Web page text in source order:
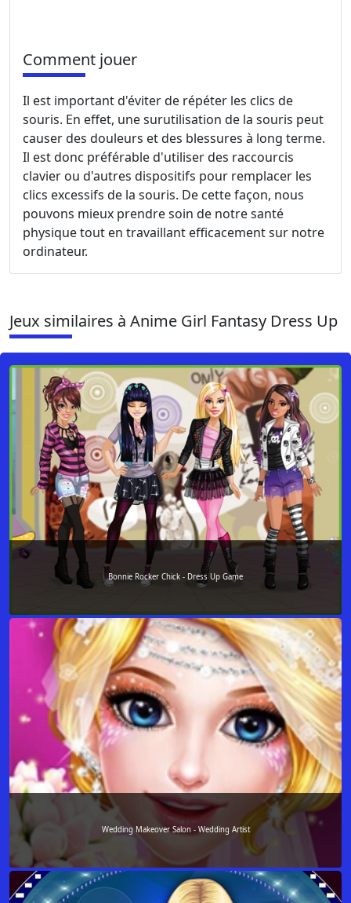
Comment jouer
Il est important d'éviter de répéter les clics de
souris. En effet, une surutilisation de la souris peut
causer des douleurs et des blessures à long terme.
Il est donc préférable d'utiliser des raccourcis
clavier ou d'autres dispositifs pour remplacer les
clics excessifs de la souris. De cette façon, nous
pouvons mieux prendre soin de notre santé
physique tout en travaillant efficacement sur notre
ordinateur.
Jeux similaires à Anime Girl Fantasy Dress Up
Bonnie Rocker Chick - Dress Up Game
Wedding Makeover Salon - Wedding Artist